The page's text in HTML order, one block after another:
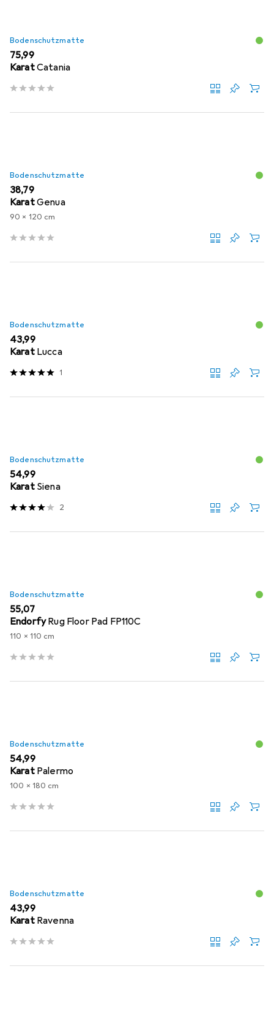
Bodenschutzmatte
EUR
75,99
KaratCatania
Bodenschutzmatte
EUR
38,79
KaratGenua
90 x 120 cm
Bodenschutzmatte
EUR
43,99
Karat Lucca
1
Bodenschutzmatte
EUR
54,99
Karat Siena
2
Bodenschutzmatte
EUR
55,07
EndorfyRug Floor Pad FP110C
110 x 110 cm
Bodenschutzmatte
EUR
54,99
Karat Palermo
100 x 180 cm
Bodenschutzmatte
EUR
43,99
Karat Ravenna